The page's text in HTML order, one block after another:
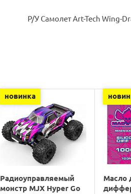
Р/У Самолет Art-Tech Wing-
новинка
Радиоуправляемый
монстр MJX Hyper Go
Масло